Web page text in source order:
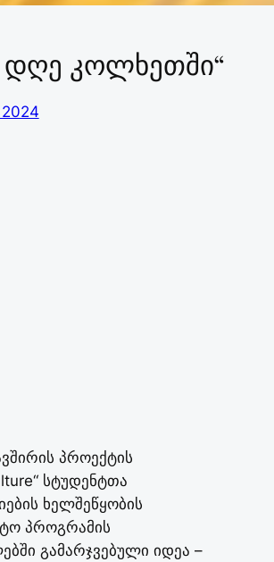
კოლხეთში“
პროექტის
სტუდენტთა
ხელშეწყობის
პროგრამის
გამარჯვებული იდეა –